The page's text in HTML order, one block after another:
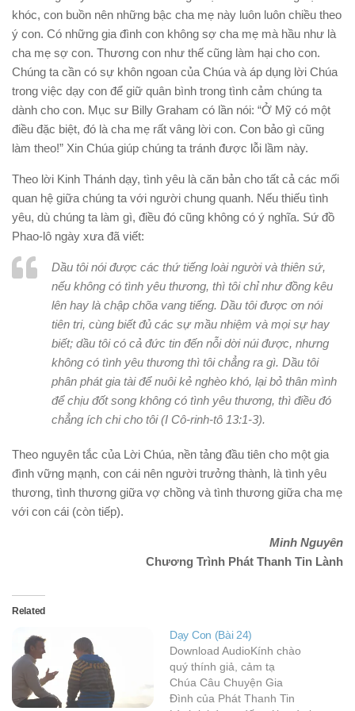
khóc, con buồn nên những bậc cha mẹ này luôn luôn chiều theo
ý con. Có những gia đình con không sợ cha mẹ mà hầu như là
cha mẹ sợ con. Thương con như thế cũng làm hại cho con.
Chúng ta cần có sự khôn ngoan của Chúa và áp dụng lời Chúa
trong việc dạy con để giữ quân bình trong tình cảm chúng ta
dành cho con. Mục sư Billy Graham có lần nói: “Ở Mỹ có một
điều đặc biệt, đó là cha mẹ rất vâng lời con. Con bảo gì cũng
làm theo!” Xin Chúa giúp chúng ta tránh được lỗi lầm này.
Theo lời Kinh Thánh dạy, tình yêu là căn bản cho tất cả các mối
quan hệ giữa chúng ta với người chung quanh. Nếu thiếu tình
yêu, dù chúng ta làm gì, điều đó cũng không có ý nghĩa. Sứ đồ
Phao-lô ngày xưa đã viết:
Dầu tôi nói được các thứ tiếng loài người và thiên sứ,
nếu không có tình yêu thương, thì tôi chỉ như đồng kêu
lên hay là chập chõa vang tiếng. Dầu tôi được ơn nói
tiên tri, cùng biết đủ các sự mầu nhiệm và mọi sự hay
biết; dầu tôi có cả đức tin đến nỗi dời núi được, nhưng
không có tình yêu thương thì tôi chẳng ra gì. Dầu tôi
phân phát gia tài để nuôi kẻ nghèo khó, lại bỏ thân mình
để chịu đốt song không có tình yêu thương, thì điều đó
chẳng ích chi cho tôi (I Cô-rinh-tô 13:1-3).
Theo nguyên tắc của Lời Chúa, nền tảng đầu tiên cho một gia
đình vững mạnh, con cái nên người trưởng thành, là tình yêu
thương, tình thương giữa vợ chồng và tình thương giữa cha mẹ
với con cái (còn tiếp).
Minh Nguyên
Chương Trình Phát Thanh Tin Lành
Related
Dạy Con (Bài 24)
Download AudioKính chào
quý thính giả, cảm tạ
Chúa Câu Chuyện Gia
Đình của Phát Thanh Tin